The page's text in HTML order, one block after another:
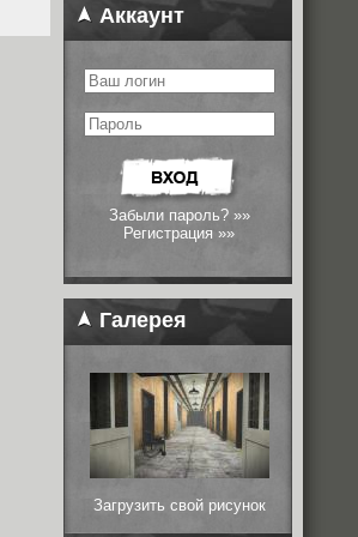
Аккаунт
Забыли пароль? »»
Регистрация »»
Галерея
Загрузить свой рисунок